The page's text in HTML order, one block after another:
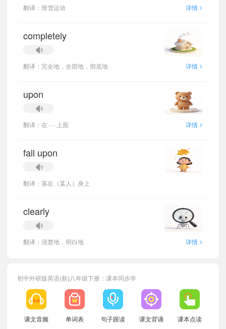
翻译：滑雪运动 详情 >
completely
翻译：完全地，全部地，彻底地 详情 >
upon
翻译：在······上面 详情 >
fall upon
翻译：落在（某人）身上
clearly
翻译：清楚地，明白地 详情 >
初中外研版英语(新)八年级下册：课本同步学
课文音频 单词表 句子跟读 课文背诵 课本点读
小宝930185 正在学习 外研版九年级上册Unit 6 Living with nature单词